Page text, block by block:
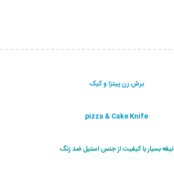
برش زن پیتزا و کیک
pizza & Cake Knife
تیغه بسیار با کیفیت از جنس استیل ضد زنگ